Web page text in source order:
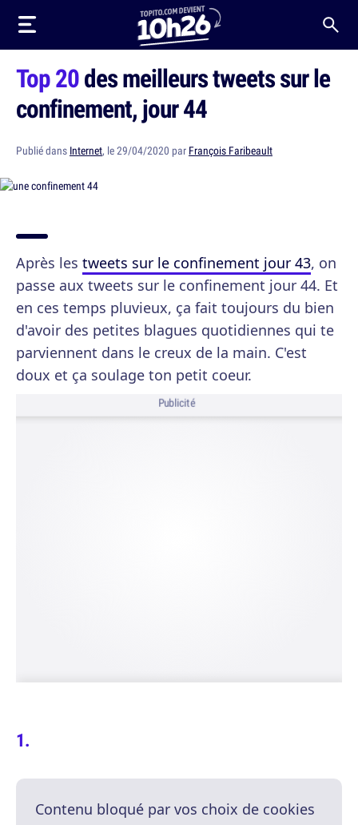
Top 20des meilleurs tweets sur le
confinement, jour 44
Publié dans Internet, le 29/04/2020 par François Faribeault
Après les tweets sur le confinement jour 43, on
passe aux tweets sur le confinement jour 44. Et
en ces temps pluvieux, ça fait toujours du bien
d'avoir des petites blagues quotidiennes qui te
parviennent dans le creux de la main. C'est
doux et ça soulage ton petit coeur.
Publicité
Contenu bloqué par vos choix de cookies